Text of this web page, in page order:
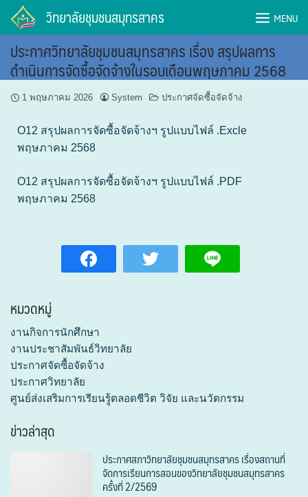
วิทยาลัยชุมชนสมุทรสาคร MENU
ประกาศวิทยาลัยชุมชนสมุทรสาคร เรื่อง สรุปผลการ
ดำเนินการจัดซื้อจัดจ้างในรอบเดือนพฤษภาคม 2568
1 พฤษภาคม 2026 System ประกาศจัดซื้อจัดจ้าง
O12 สรุปผลการจัดซื้อจัดจ้างฯ รูปแบบไฟล์ .Excle
พฤษภาคม 2568
O12 สรุปผลการจัดซื้อจัดจ้างฯ รูปแบบไฟล์ .PDF
พฤษภาคม 2568
หมวดหมู่
งานกิจการนักศึกษา
งานประชาสัมพันธ์วิทยาลัย
ประกาศจัดซื้อจัดจ้าง
ประกาศวิทยาลัย
ศูนย์ส่งเสริมการเรียนรู้ตลอดชีวิต วิจัย และนวัตกรรม
ข่าวล่าสุด
ประกาศสภาวิทยาลัยชุมชนสมุทรสาคร เรื่องสถานที่
จัดการเรียนการสอนของวิทยาลัยชุมชนสมุทรสาคร
ครั้งที่ 2/2569